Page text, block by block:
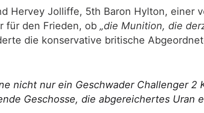
Hervey Jolliffe, 5th Baron Hylton, einer
für den Frieden, ob „die Munition, die
die konservative britische
nicht nur ein Geschwader Challenger
Geschosse, die abgereichertes Uran